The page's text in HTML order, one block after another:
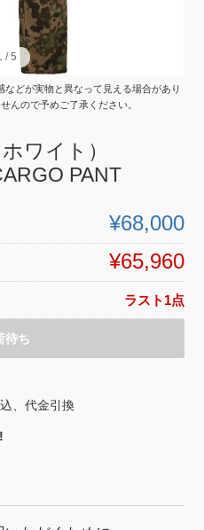
/5
/5
どが実物と異なって見える場合があり
んので予めご了承ください。
ワイト）
PANT
¥68,000
¥65,960
ラスト1点
待ち
、代金引換